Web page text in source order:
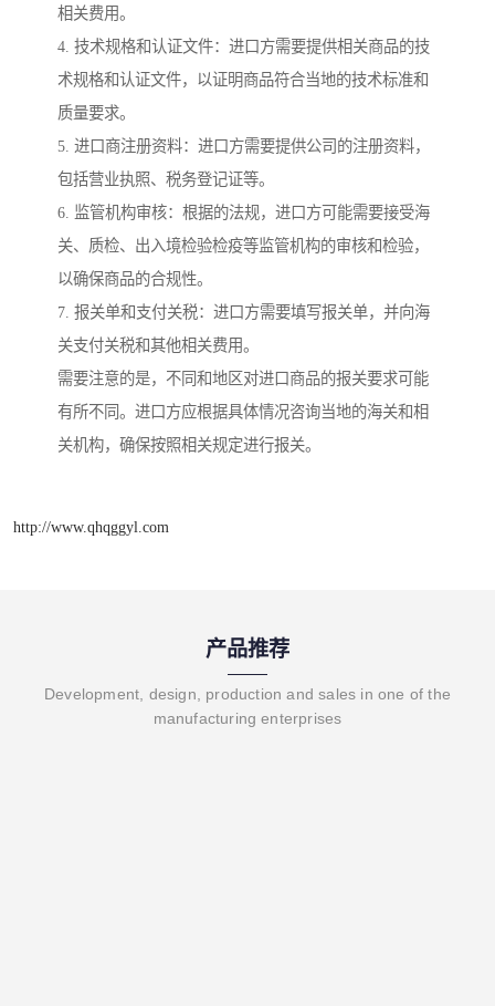
相关费用。
4. 技术规格和认证文件：进口方需要提供相关商品的技
术规格和认证文件，以证明商品符合当地的技术标准和
质量要求。
5. 进口商注册资料：进口方需要提供公司的注册资料，
包括营业执照、税务登记证等。
6. 监管机构审核：根据的法规，进口方可能需要接受海
关、质检、出入境检验检疫等监管机构的审核和检验，
以确保商品的合规性。
7. 报关单和支付关税：进口方需要填写报关单，并向海
关支付关税和其他相关费用。
需要注意的是，不同和地区对进口商品的报关要求可能
有所不同。进口方应根据具体情况咨询当地的海关和相
关机构，确保按照相关规定进行报关。
http://www.qhqggyl.com
产品推荐
Development, design, production and sales in one of the
manufacturing enterprises